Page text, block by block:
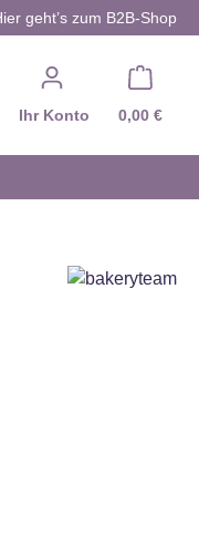
geht’s zum B2B-Shop
hast 0 Produkte auf
Ihr Konto 0,00 €